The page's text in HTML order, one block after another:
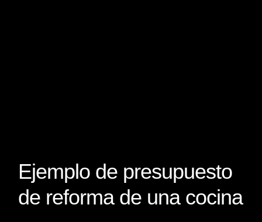
Ejemplo de presupuesto
de reforma de una cocina